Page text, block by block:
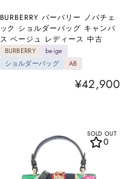
BURBERRY バーバリー ノバチェ
ック ショルダーバッグ キャンバ
ス ベージュ レディース 中古
BURBERRY
beige
ショルダーバッグ
AB
¥42,900
SOLD OUT
0